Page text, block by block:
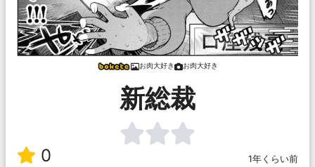
お肉大好き お肉大好き
新総裁
0 1年くらい前